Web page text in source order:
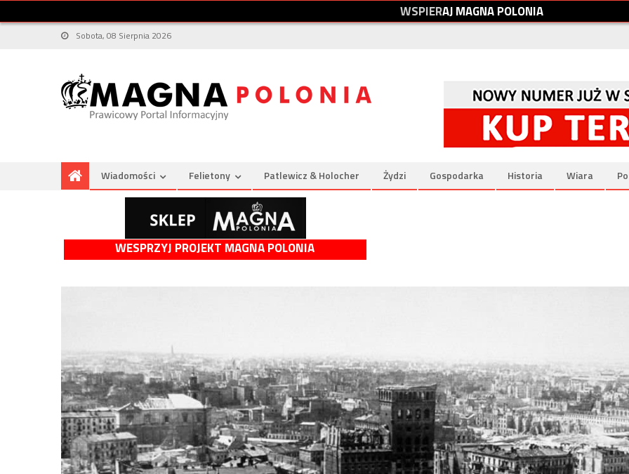
WSPIERAJMAGNAPOLONIA
Sobota, 08 Sierpnia 2026
Wiadomości Felietony Patlewicz & Holocher Żydzi Gospodarka Historia Wiara
WESPRZYJ PROJEKT MAGNA POLONIA